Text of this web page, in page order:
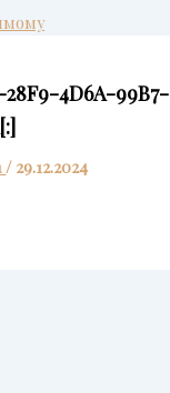
28F9-4D6A-99B7-
/ 29.12.2024